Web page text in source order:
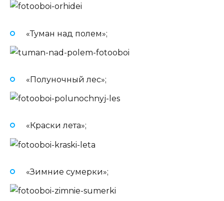
«Туман над полем»;
«Полуночный лес»;
«Краски лета»;
«Зимние сумерки»;